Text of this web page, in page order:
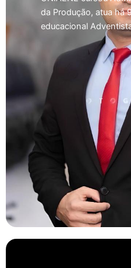
da Produção, atua há
educacional